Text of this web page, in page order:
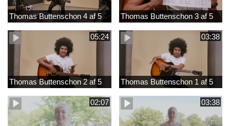
Thomas Buttenschon 4 af 5 Thomas Buttenschon 3 af 5
05:24
Thomas Buttenschon 2 af 5
03:38
Thomas Buttenschon 1 af 5
02:07 03:38